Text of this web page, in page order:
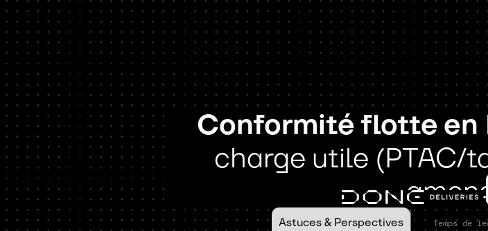
Conformité flotte en
charge utile (PTAC/
Astuces & Perspectives Temps de